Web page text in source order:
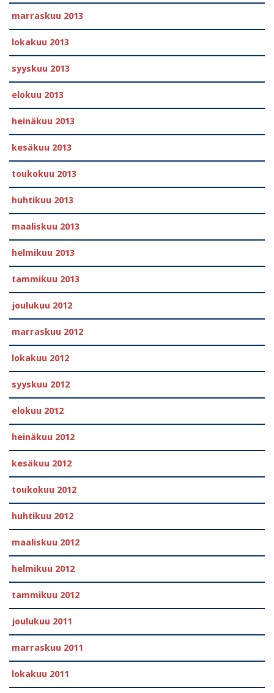
marraskuu 2013
lokakuu 2013
syyskuu 2013
elokuu 2013
heinäkuu 2013
kesäkuu 2013
toukokuu 2013
huhtikuu 2013
maaliskuu 2013
helmikuu 2013
tammikuu 2013
joulukuu 2012
marraskuu 2012
lokakuu 2012
syyskuu 2012
elokuu 2012
heinäkuu 2012
kesäkuu 2012
toukokuu 2012
huhtikuu 2012
maaliskuu 2012
helmikuu 2012
tammikuu 2012
joulukuu 2011
marraskuu 2011
lokakuu 2011